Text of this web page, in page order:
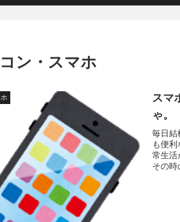
ン・スマホ
スマ
ゃ。
毎日結
も便
常生活
その時